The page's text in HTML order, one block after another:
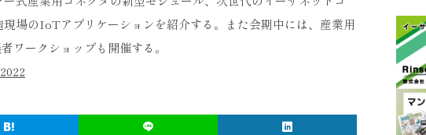
場のIoTアプリケーションを紹介する。また会期中には、産業用
ワークショップも開催する。